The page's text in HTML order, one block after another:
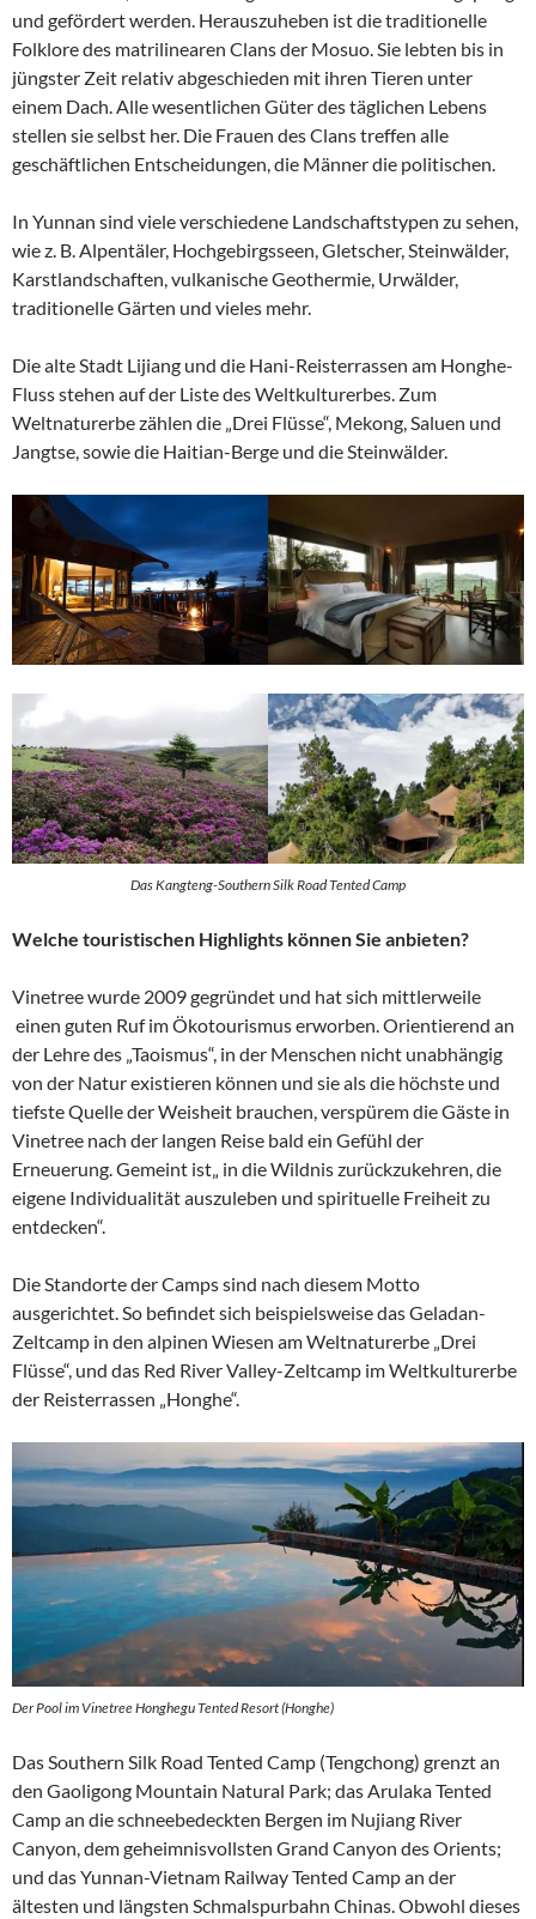
und gefördert werden. Herauszuheben ist die traditionelle
Folklore des matrilinearen Clans der Mosuo. Sie lebten bis in
jüngster Zeit relativ abgeschieden mit ihren Tieren unter
einem Dach. Alle wesentlichen Güter des täglichen Lebens
stellen sie selbst her. Die Frauen des Clans treffen alle
geschäftlichen Entscheidungen, die Männer die politischen.
In Yunnan sind viele verschiedene Landschaftstypen zu sehen,
wie z. B. Alpentäler, Hochgebirgsseen, Gletscher, Steinwälder,
Karstlandschaften, vulkanische Geothermie, Urwälder,
traditionelle Gärten und vieles mehr.
Die alte Stadt Lijiang und die Hani-Reisterrassen am Honghe-
Fluss stehen auf der Liste des Weltkulturerbes. Zum
Weltnaturerbe zählen die „Drei Flüsse“, Mekong, Saluen und
Jangtse, sowie die Haitian-Berge und die Steinwälder.
Das Kangteng-Southern Silk Road Tented Camp
Welche touristischen Highlights können Sie anbieten?
Vinetree wurde 2009 gegründet und hat sich mittlerweile
einen guten Ruf im Ökotourismus erworben. Orientierend an
der Lehre des „Taoismus“, in der Menschen nicht unabhängig
von der Natur existieren können und sie als die höchste und
tiefste Quelle der Weisheit brauchen, verspürem die Gäste in
Vinetree nach der langen Reise bald ein Gefühl der
Erneuerung. Gemeint ist„ in die Wildnis zurückzukehren, die
eigene Individualität auszuleben und spirituelle Freiheit zu
entdecken“.
Die Standorte der Camps sind nach diesem Motto
ausgerichtet. So befindet sich beispielsweise das Geladan-
Zeltcamp in den alpinen Wiesen am Weltnaturerbe „Drei
Flüsse“, und das Red River Valley-Zeltcamp im Weltkulturerbe
der Reisterrassen „Honghe“.
Der Pool im Vinetree Honghegu Tented Resort (Honghe)
Das Southern Silk Road Tented Camp (Tengchong) grenzt an
den Gaoligong Mountain Natural Park; das Arulaka Tented
Camp an die schneebedeckten Bergen im Nujiang River
Canyon, dem geheimnisvollsten Grand Canyon des Orients;
und das Yunnan-Vietnam Railway Tented Camp an der
ältesten und längsten Schmalspurbahn Chinas. Obwohl dieses